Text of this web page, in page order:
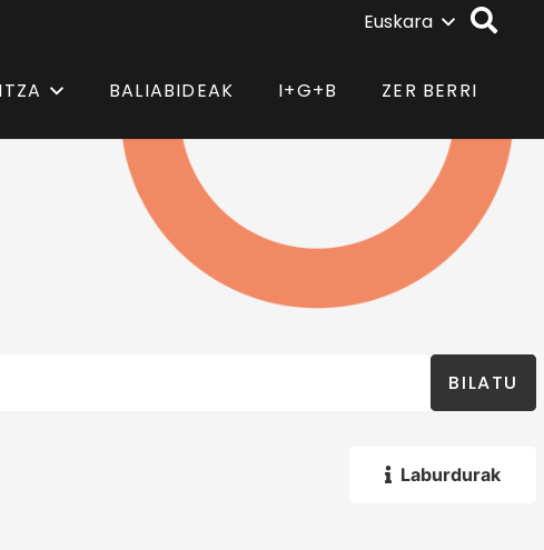
Euskara
BALIABIDEAK I+G+B ZER BERRI
BILATU
Laburdurak